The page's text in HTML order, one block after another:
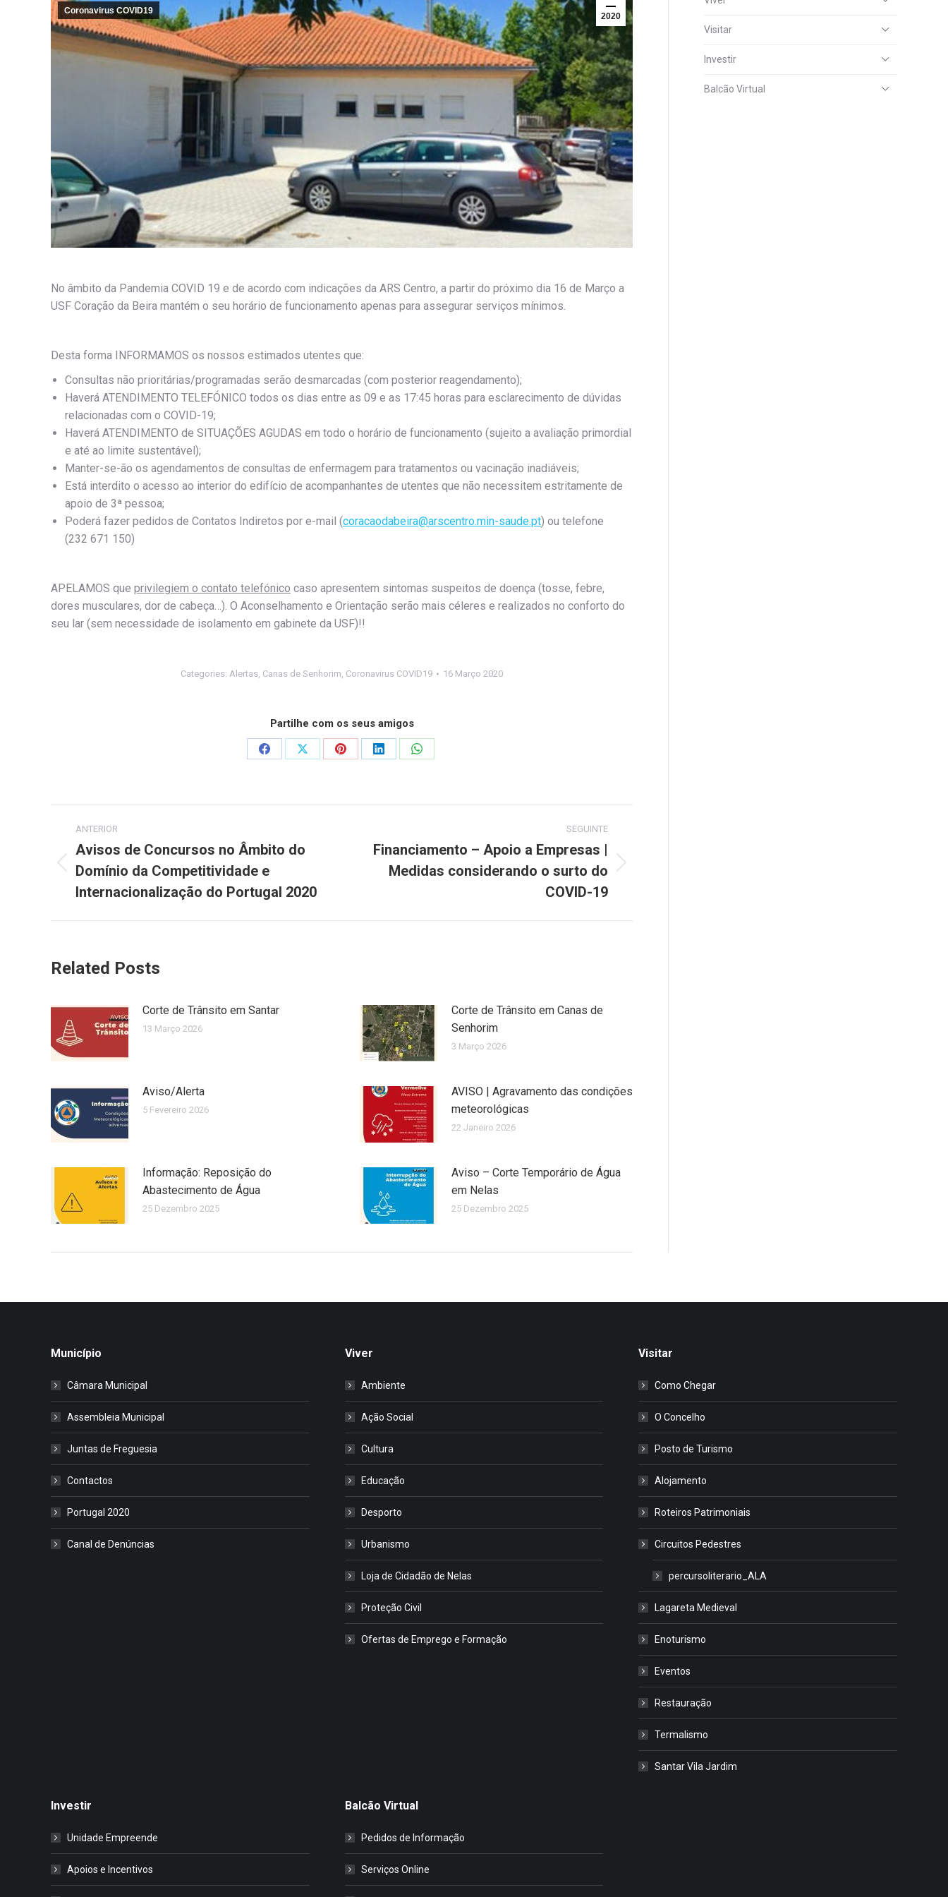
2020
Coronavirus COVID19
No âmbito da Pandemia COVID 19 e de acordo com indicações da ARS Centro, a partir do próximo dia 16 de Março a
USF Coração da Beira mantém o seu horário de funcionamento apenas para assegurar serviços mínimos.
Desta forma INFORMAMOS os nossos estimados utentes que:
Consultas não prioritárias/programadas serão desmarcadas (com posterior reagendamento);
Haverá ATENDIMENTO TELEFÓNICO todos os dias entre as 09 e as 17:45 horas para esclarecimento de dúvidas
relacionadas com o COVID-19;
Haverá ATENDIMENTO de SITUAÇÕES AGUDAS em todo o horário de funcionamento (sujeito a avaliação primordial
e até ao limite sustentável);
Manter-se-ão os agendamentos de consultas de enfermagem para tratamentos ou vacinação inadiáveis;
Está interdito o acesso ao interior do edifício de acompanhantes de utentes que não necessitem estritamente de
apoio de 3ª pessoa;
Poderá fazer pedidos de Contatos Indiretos por e-mail (coracaodabeira@arscentro.min-saude.pt) ou telefone
(232 671 150)
APELAMOS que privilegiem o contato telefónico caso apresentem sintomas suspeitos de doença (tosse, febre,
dores musculares, dor de cabeça…). O Aconselhamento e Orientação serão mais céleres e realizados no conforto do
seu lar (sem necessidade de isolamento em gabinete da USF)!!
Categories: Alertas Canas de Senhorim Coronavirus COVID19 16 Março 2020
Partilhe com os seus amigos
Share
Share
Share
Share
Share
Post
navigation
ANTERIOR
Previous
post:
Avisos de Concursos no Âmbito do
Domínio da Competitividade e
Internacionalização do Portugal 2020
SEGUINTE
Financiamento – Apoio a Empresas |
Medidas considerando o surto do
COVID-19
Related Posts
Corte de Trânsito em Santar
13 Março 2026
Corte de Trânsito em Canas de
Senhorim
3 Março 2026
Aviso/Alerta
5 Fevereiro 2026
AVISO | Agravamento das condições
meteorológicas
22 Janeiro 2026
Informação: Reposição do
Abastecimento de Água
25 Dezembro 2025
Aviso – Corte Temporário de Água
em Nelas
25 Dezembro 2025
Visitar
Investir
Balcão Virtual
Município
Câmara Municipal
Assembleia Municipal
Juntas de Freguesia
Contactos
Portugal 2020
Canal de Denúncias
Viver
Ambiente
Ação Social
Cultura
Educação
Desporto
Urbanismo
Loja de Cidadão de Nelas
Proteção Civil
Ofertas de Emprego e Formação
Visitar
Como Chegar
O Concelho
Posto de Turismo
Alojamento
Roteiros Patrimoniais
Circuitos Pedestres
percursoliterario_ALA
Lagareta Medieval
Enoturismo
Eventos
Restauração
Termalismo
Santar Vila Jardim
Investir
Unidade Empreende
Apoios e Incentivos
Balcão Virtual
Pedidos de Informação
Serviços Online